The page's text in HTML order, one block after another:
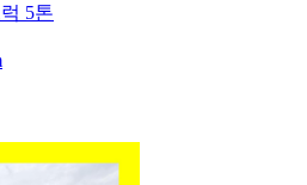
5톤